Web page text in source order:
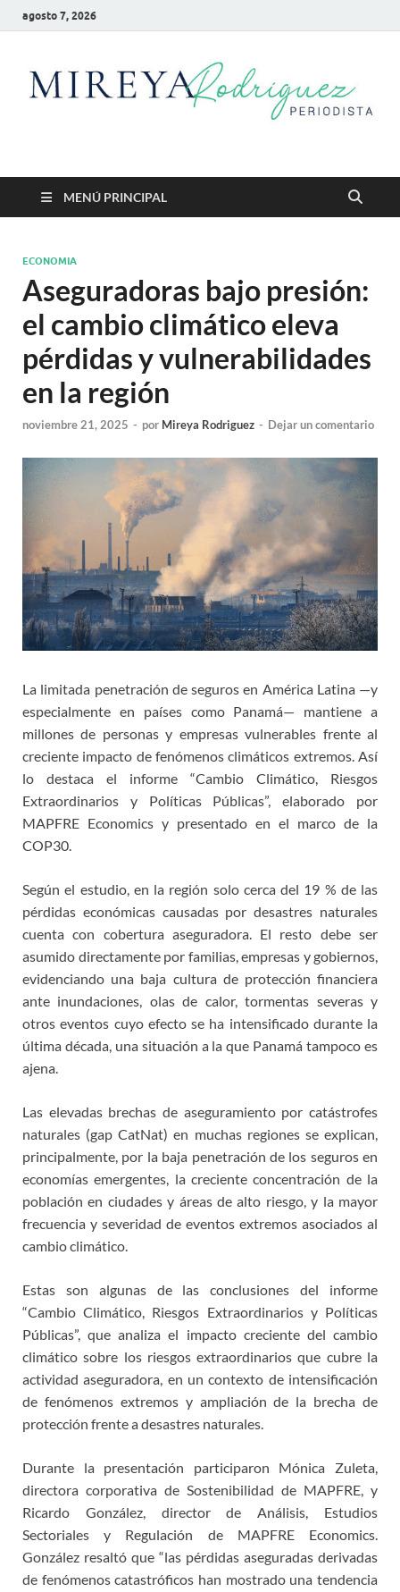
agosto 7, 2026
Mireya Rodriguez
MENÚ PRINCIPAL
ECONOMIA
Aseguradoras bajo presión:
el cambio climático eleva
pérdidas y vulnerabilidades
en la región
noviembre 21, 2025 - por Mireya Rodriguez - Dejar un comentario
La limitada penetración de seguros en América Latina —y
especialmente en países como Panamá— mantiene a
millones de personas y empresas vulnerables frente al
creciente impacto de fenómenos climáticos extremos. Así
lo destaca el informe “Cambio Climático, Riesgos
Extraordinarios y Políticas Públicas”, elaborado por
MAPFRE Economics y presentado en el marco de la
COP30.
Según el estudio, en la región solo cerca del 19 % de las
pérdidas económicas causadas por desastres naturales
cuenta con cobertura aseguradora. El resto debe ser
asumido directamente por familias, empresas y gobiernos,
evidenciando una baja cultura de protección financiera
ante inundaciones, olas de calor, tormentas severas y
otros eventos cuyo efecto se ha intensificado durante la
última década, una situación a la que Panamá tampoco es
ajena.
Las elevadas brechas de aseguramiento por catástrofes
naturales (gap CatNat) en muchas regiones se explican,
principalmente, por la baja penetración de los seguros en
economías emergentes, la creciente concentración de la
población en ciudades y áreas de alto riesgo, y la mayor
frecuencia y severidad de eventos extremos asociados al
cambio climático.
Estas son algunas de las conclusiones del informe
“Cambio Climático, Riesgos Extraordinarios y Políticas
Públicas”, que analiza el impacto creciente del cambio
climático sobre los riesgos extraordinarios que cubre la
actividad aseguradora, en un contexto de intensificación
de fenómenos extremos y ampliación de la brecha de
protección frente a desastres naturales.
Durante la presentación participaron Mónica Zuleta,
directora corporativa de Sostenibilidad de MAPFRE, y
Ricardo González, director de Análisis, Estudios
Sectoriales y Regulación de MAPFRE Economics.
González resaltó que “las pérdidas aseguradas derivadas
de fenómenos catastróficos han mostrado una tendencia